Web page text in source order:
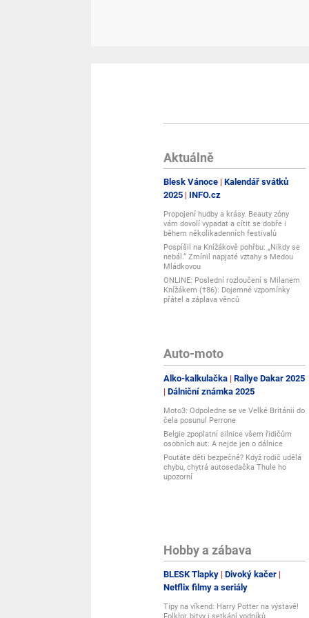
"@type": "Answer",
"text": "Svatební přání navrhujeme a vyrábíme v
nevzniká ve velkosériové výrobě – i díky tomu si
"@type": "Question",
"name": "Je svatební přání vhodné jako hlavní
"acceptedAnswer": {
"@type": "Answer",
"text": "Ano, svatební přání často nahrazuje
originálnímu dřevěnému zpracování nepůsobí
"@type": "Question",
"name": "Jaký je rozdíl oproti levnějším variantám?",
"acceptedAnswer": {
"@type": "Answer",
"text": "Rozdíl je především v kvalitě materiálu,
překližku, dbáme na čisté gravírování bez
předání novomanželům."
Aktuálně
Blesk Vánoce Kalendář svátků
2025
INFO.cz
Propojení hudby a krásy. Beauty zóny
vám dovolí vypadat a cítit se dobře i
během několikadenních festivalů
Pospíšil na Knížákově pohřbu: „Nikdy se
nebál.“ Zmínil napjaté vztahy s Medou
Mládkovou
ONLINE: Poslední rozloučení s Milanem
Knížákem (†86): Dojemné vzpomínky
přátel a záplava věnců
Auto-moto
Alko-kalkulačka Rallye Dakar 2025
Dálniční známka 2025
Moto3: Odpoledne se ve Velké Británii do
čela posunul Perrone
Belgie zpoplatní silnice všem řidičům
osobních aut. A nejde jen o dálnice
Poutáte děti bezpečně? Když rodič udělá
chybu, chytrá autosedačka Thule ho
upozorní
Hobby a zábava
BLESK Tlapky Divoký kačer
Netflix filmy a seriály
Tipy na víkend: Harry Potter na výstavě!